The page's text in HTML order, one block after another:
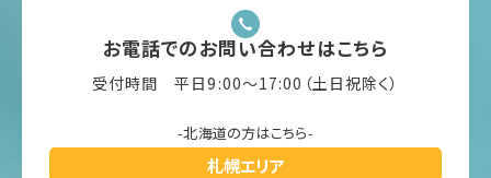
お電話でのお問い合わせはこちら
受付時間 平日9:00〜17:00（土日祝除く）
-北海道の方はこちら-
札幌エリア